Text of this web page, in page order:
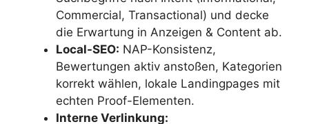
Commercial, Transactional) und decke
die Erwartung in Anzeigen & Content ab.
Local-SEO: NAP-Konsistenz,
Bewertungen aktiv anstoßen, Kategorien
korrekt wählen, lokale Landingpages mit
echten Proof-Elementen.
Interne Verlinkung: